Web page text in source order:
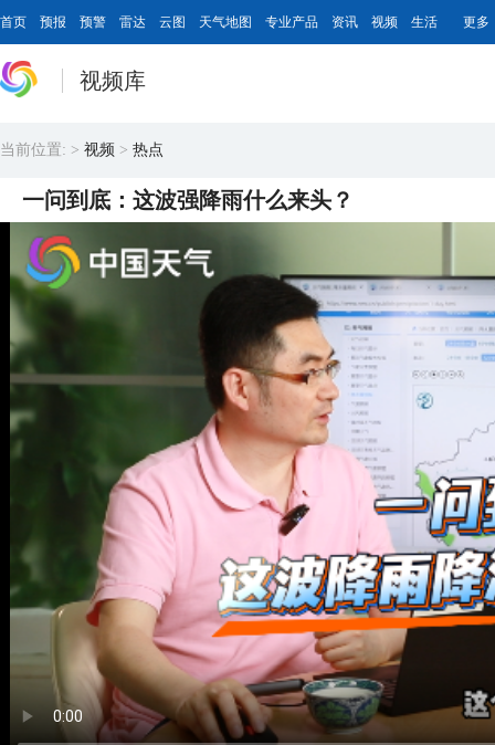
首页 预报 预警 雷达 云图 天气地图 专业产品 资讯 视频 生活 更多
视频库
当前位置: > 视频 > 热点
一问到底：这波强降雨什么来头？